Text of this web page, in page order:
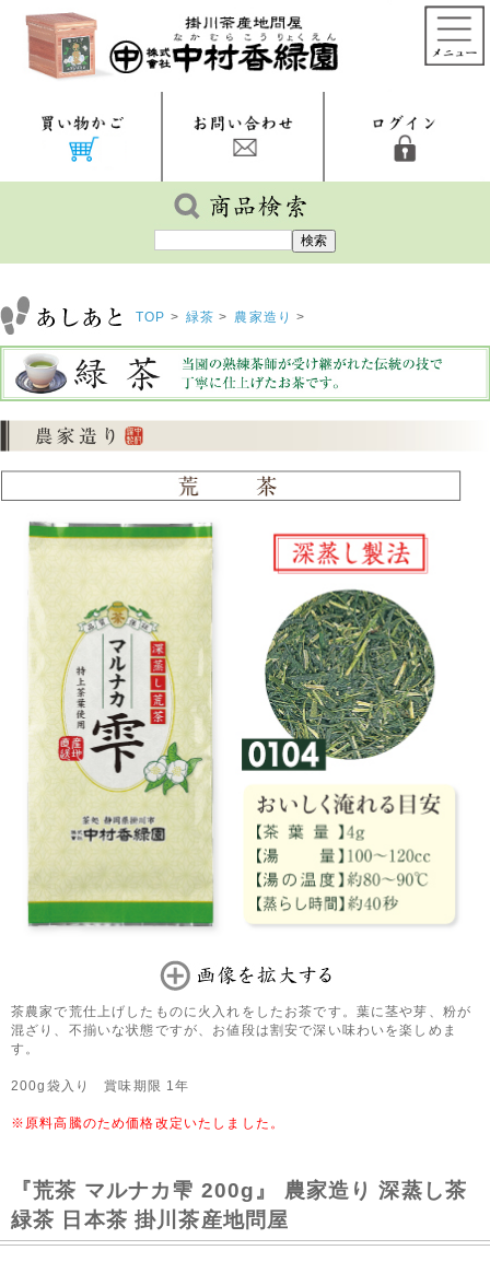
TOP > 緑茶 > 農家造り >
『荒茶 マルナカ雫 200g』 農家造り 深蒸し茶 緑茶 日
本茶 掛川茶産地問屋
茶農家で荒仕上げしたものに火入れをしたお茶です。葉に茎や芽、粉が
混ざり、不揃いな状態ですが、お値段は割安で深い味わいを楽しめま
す。
200g袋入り 賞味期限 1年
※原料高騰のため価格改定いたしました。
『荒茶 マルナカ雫 200g』 農家造り 深蒸し茶
緑茶 日本茶 掛川茶産地問屋